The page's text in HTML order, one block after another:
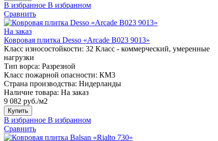
В избранное В избранном
Сравнить
На заказ
Ковровая плитка Desso «Arcade B023 9013»
Класс износостойкости: 32 Класс - коммерческий, умеренные
нагрузки
Тип ворса: Разрезной
Класс пожарной опасности: КМ3
Страна производства: Нидерланды
Наличие товара: На заказ
9 082 руб./м2
Купить
В избранное В избранном
Сравнить